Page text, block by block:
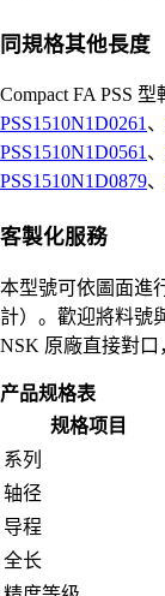
同規格其他長度
Compact FA PSS
PSS1510N1D0261、
PSS1510N1D0561、
PSS1510N1D0879、
客製化服務
本型號可依圖面進
計）。歡迎將料號
NSK 原廠直接對口
产品规格表
规格项目
系列
轴径
导程
全长